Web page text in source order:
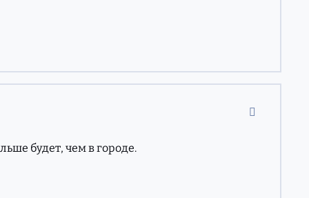
будет, чем в городе.